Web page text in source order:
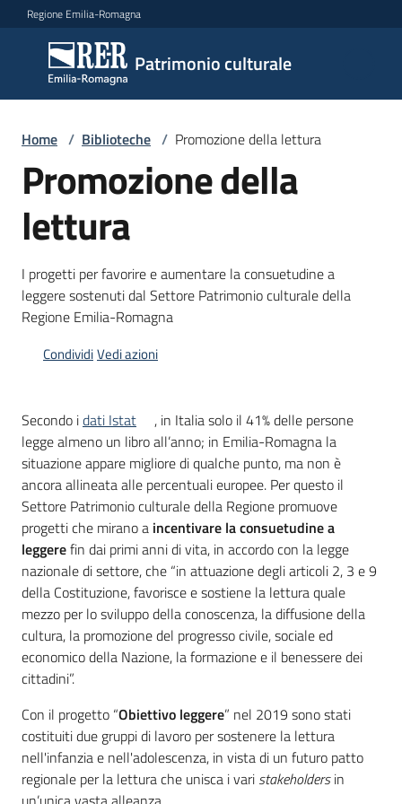
Vai al contenuto
Vai alla navigazione
Vai al footer
Regione Emilia-Romagna
Patrimonio culturale
Patrimonio
culturale
Novità
Servizi
Leggi
Piani
Programmi
Progetti
Mediateca
Giuseppe
Guglielmi
Seguici
su
Home / Biblioteche / Promozione della lettura
Promozione della
lettura
I progetti per favorire e aumentare la consuetudine a
leggere sostenuti dal Settore Patrimonio culturale della
Regione Emilia-Romagna
CondividiVedi azioni
Secondo idati Istat
, in Italia solo il 41% delle persone
legge almeno un libro all’anno; in Emilia-Romagna la
situazione appare migliore di qualche punto, ma non è
ancora allineata alle percentuali europee. Per questo il
Settore Patrimonio culturale della Regione promuove
progetti che mirano a incentivare la consuetudine a
leggerefin dai primi anni di vita, in accordo con la legge
nazionale di settore, che “in attuazione degli articoli 2, 3 e 9
della Costituzione, favorisce e sostiene la lettura quale
mezzo per lo sviluppo della conoscenza, la diffusione della
cultura, la promozione del progresso civile, sociale ed
economico della Nazione, la formazione e il benessere dei
cittadini”.
Con il progetto “Obiettivo leggere” nel 2019 sono stati
costituiti due gruppi di lavoro per sostenere la lettura
nell'infanzia e nell'adolescenza, in vista di un futuro patto
regionale per la lettura che unisca i vari stakeholdersin